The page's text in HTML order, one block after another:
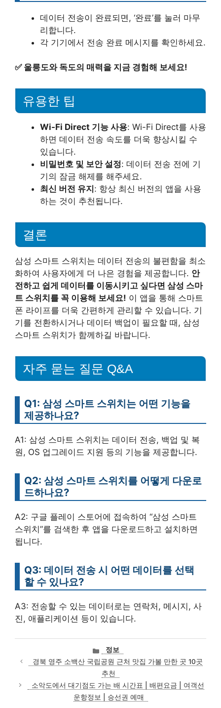
데이터 전송이 완료되면, ‘완료’를 눌러 마무
리합니다.
각 기기에서 전송 완료 메시지를 확인하세요.
✅ 울릉도와 독도의 매력을 지금 경험해 보세요!
유용한 팁
Wi-Fi Direct 기능 사용: Wi-Fi Direct를 사용
하면 데이터 전송 속도를 더욱 향상시킬 수
있습니다.
비밀번호 및 보안 설정: 데이터 전송 전에 기
기의 잠금 해제를 해주세요.
최신 버전 유지 : 항상 최신 버전의 앱을 사용
하는 것이 추천됩니다.
결론
삼성 스마트 스위치는 데이터 전송의 불편함을 최소
화하여 사용자에게 더 나은 경험을 제공합니다. 안
전하고 쉽게 데이터를 이동시키고 싶다면 삼성 스마
트 스위치를 꼭 이용해 보세요! 이 앱을 통해 스마트
폰 라이프를 더욱 간편하게 관리할 수 있습니다. 기
기를 전환하시거나 데이터 백업이 필요할 때, 삼성
스마트 스위치가 함께하길 바랍니다.
자주 묻는 질문 Q&A
Q1: 삼성 스마트 스위치는 어떤 기능을
제공하나요?
A1: 삼성 스마트 스위치는 데이터 전송, 백업 및 복
원, OS 업그레이드 지원 등의 기능을 제공합니다.
Q2: 삼성 스마트 스위치를 어떻게 다운로
드하나요?
A2: 구글 플레이 스토어에 접속하여 “삼성 스마트
스위치”를 검색한 후 앱을 다운로드하고 설치하면
됩니다.
Q3: 데이터 전송 시 어떤 데이터를 선택
할 수 있나요?
A3: 전송할 수 있는 데이터로는 연락처, 메시지, 사
진, 애플리케이션 등이 있습니다.
카
테
고
리
정보
경북 영주 소백산 국립공원 근처 맛집 가볼 만한 곳 10곳
추천
소악도에서 대기점도 가는 배 시간표 | 배편요금 | 여객선
운항정보 | 승선권 예매